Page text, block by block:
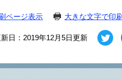
ページ表示 大きな文字で印
日：2019年12月5日更新